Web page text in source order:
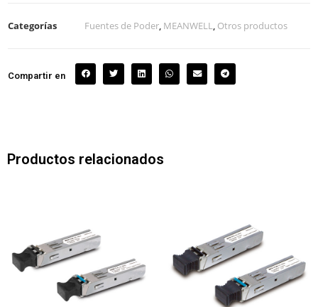
Categorías Fuentes de Poder, MEANWELL, Otros productos
Compartir en
Productos relacionados